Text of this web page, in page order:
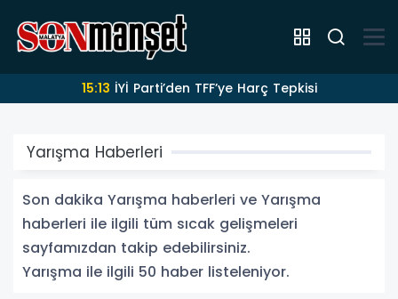
14:57 Hekimhan futbolunda yeni sayfa
Yarışma Haberleri
Son dakika Yarışma haberleri ve Yarışma
haberleri ile ilgili tüm sıcak gelişmeleri
sayfamızdan takip edebilirsiniz.
Yarışma ile ilgili 50 haber listeleniyor.